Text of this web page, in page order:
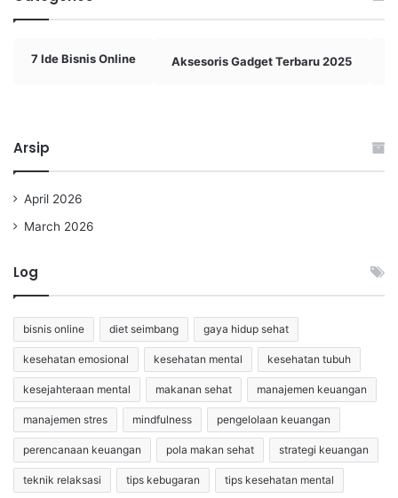
7 Ide Bisnis Online Aksesoris Gadget Terbaru 2025
Arsip
April 2026
March 2026
Log
bisnis online diet seimbang gaya hidup sehat
kesehatan emosional kesehatan mental kesehatan tubuh
kesejahteraan mental makanan sehat manajemen keuangan
manajemen stres mindfulness pengelolaan keuangan
perencanaan keuangan pola makan sehat strategi keuangan
teknik relaksasi tips kebugaran tips kesehatan mental